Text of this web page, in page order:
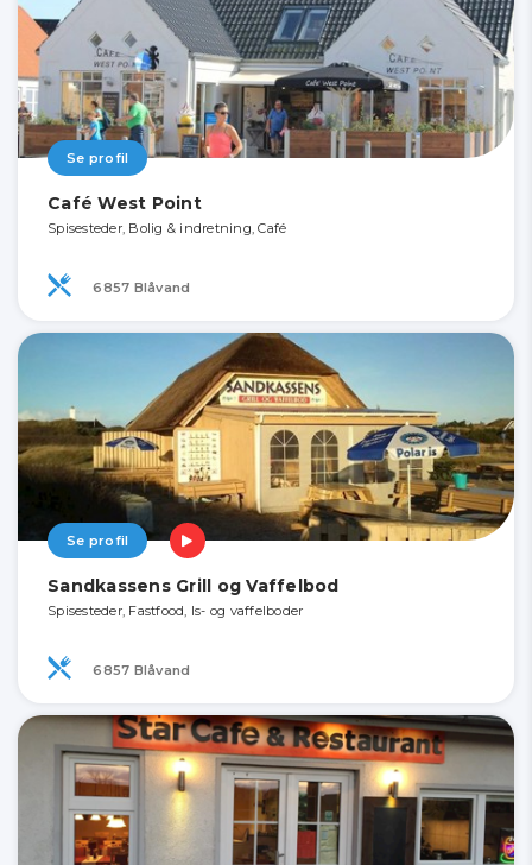
Se profil
Café West Point
Spisesteder, Bolig & indretning, Café
6857 Blåvand
Se profil
Sandkassens Grill og Vaffelbod
Spisesteder, Fastfood, Is- og vaffelboder
6857 Blåvand